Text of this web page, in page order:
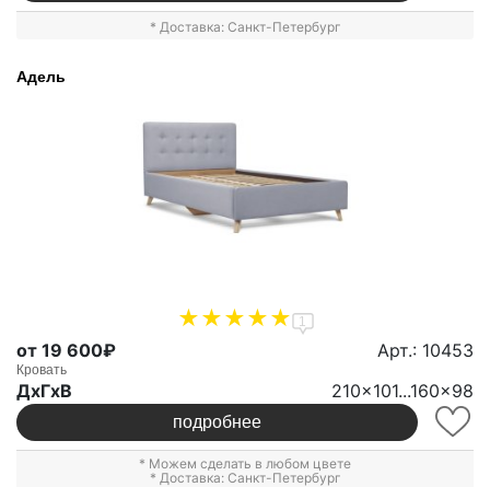
* Доставка: Санкт-Петербург
Адель
1
от 19 600₽ Арт.: 10453
Кровать
ДxГxВ 210x101...160x98
подробнее
* Можем сделать в любом цвете
* Доставка: Санкт-Петербург